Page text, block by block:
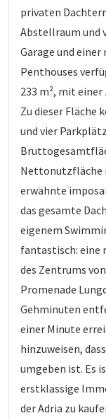
privaten
Abstellraum und
Garage und einer
Penthouses
233 m², mit
Zu dieser Fläche
und vier
Nettonutzfläche
erwähnte
das gesamte
eigenem
fantastisch: eine
des Zentrums
Promenade
Gehminuten
einer Minute
hinzuweisen,
umgeben ist. Es
erstklassige
der Adria zu